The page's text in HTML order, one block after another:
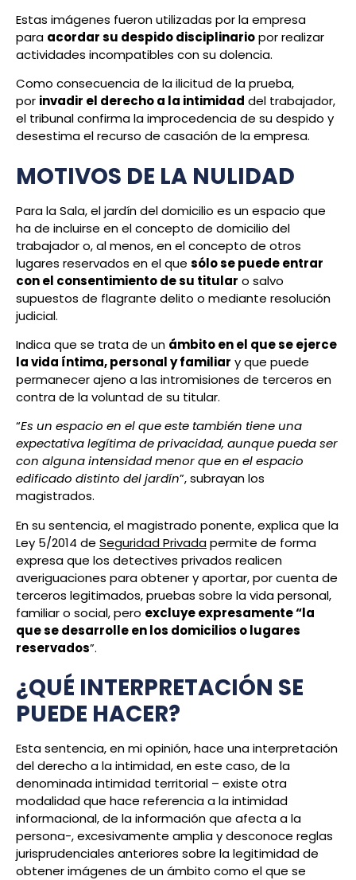
Estas imágenes fueron utilizadas por la empresa
para acordar su despido disciplinariopor realizar
actividades incompatibles con su dolencia.
Como consecuencia de la ilicitud de la prueba,
por invadir el derecho a la intimidad del trabajador,
el tribunal confirma la improcedencia de su despido y
desestima el recurso de casación de la empresa.
MOTIVOS DE LA NULIDAD
Para la Sala, el jardín del domicilio es un espacio que
ha de incluirse en el concepto de domicilio del
trabajador o, al menos, en el concepto de otros
lugares reservados en el que sólo se puede entrar
con el consentimiento de su titular o salvo
supuestos de flagrante delito o mediante resolución
judicial.
Indica que se trata de un ámbito en el que se ejerce
la vida íntima, personal y familiar y que puede
permanecer ajeno a las intromisiones de terceros en
contra de la voluntad de su titular.
“Es un espacio en el que este también tiene una
expectativa legítima de privacidad, aunque pueda ser
con alguna intensidad menor que en el espacio
edificado distinto del jardín”, subrayan los
magistrados.
En su sentencia, el magistrado ponente, explica que la
Ley 5/2014 de Seguridad Privadapermite de forma
expresa que los detectives privados realicen
averiguaciones para obtener y aportar, por cuenta de
terceros legitimados, pruebas sobre la vida personal,
familiar o social, pero excluye expresamente “la
que se desarrolle en los domicilios o lugares
reservados”.
¿QUÉ INTERPRETACIÓN SE
PUEDE HACER?
Esta sentencia, en mi opinión, hace una interpretación
del derecho a la intimidad, en este caso, de la
denominada intimidad territorial – existe otra
modalidad que hace referencia a la intimidad
informacional, de la información que afecta a la
persona-, excesivamente amplia y desconoce reglas
jurisprudenciales anteriores sobre la legitimidad de
obtener imágenes de un ámbito como el que se